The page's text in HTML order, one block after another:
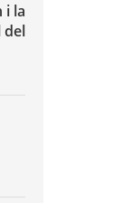
i la
del